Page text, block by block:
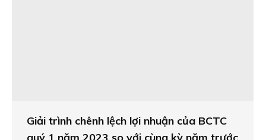
Giải trình chênh lệch lợi nhuận của BCTC
quý 1 năm 2023 so với cùng kỳ năm trước